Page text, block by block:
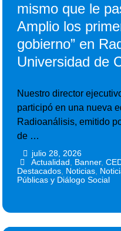
mismo que le
Amplio los
gobierno” en
Universidad de
Nuestro director
participó en una nueva
Radioanálisis, emitido
de …
julio 28, 2026
Actualidad Banner,
Destacados Noticias
Públicas y Diálogo Social